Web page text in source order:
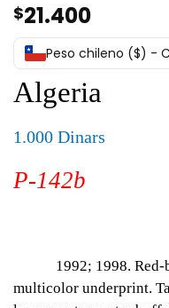
$21.400
Peso chileno ($) -
Algeria
1.000 Dinars
P-142b
1992; 1998. Red-
multicolor underprint.